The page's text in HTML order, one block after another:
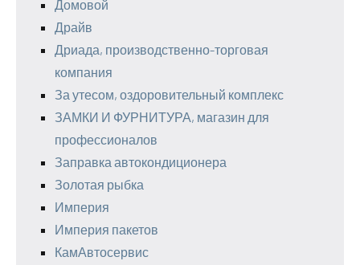
Домовой
Драйв
Дриада, производственно-торговая
компания
За утесом, оздоровительный комплекс
ЗАМКИ И ФУРНИТУРА, магазин для
профессионалов
Заправка автокондиционера
Золотая рыбка
Империя
Империя пакетов
КамАвтосервис